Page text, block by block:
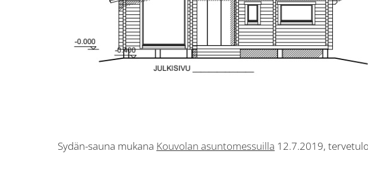
Sydän-sauna mukana Kouvolan asuntomessuilla 12.7.2019,